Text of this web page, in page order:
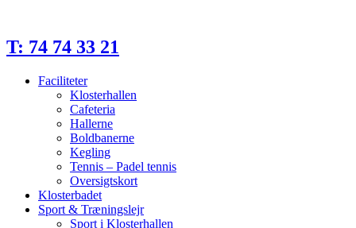
indhold
T: 74 74 33 21
Faciliteter
Klosterhallen
Cafeteria
Hallerne
Boldbanerne
Kegling
Tennis – Padel tennis
Oversigtskort
Klosterbadet
Sport & Træningslejr
Sport i Klosterhallen